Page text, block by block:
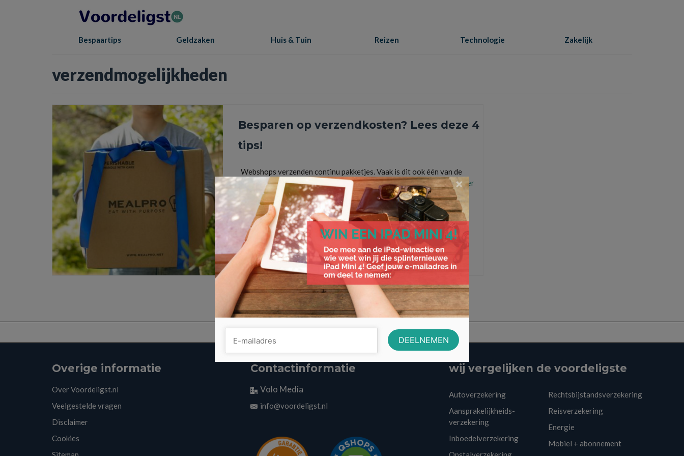
Bespaartips Geldzaken Huis & Tuin Reizen Technologie Zakelijk
verzendmogelijkheden
Besparen op verzendkosten? Lees deze 4
tips!
Webshops verzenden continu pakketjes. Vaak is dit ook één van de
grootste kostenposten. Daarom is het slim om te zoeken …Lees Meer
123inkt.nl ,Besparen op Verzendkosten,Print kleinere etiketten Verpakkingskosten,
Verpakkingskosten verlagen,verzenddozen,verzendmogelijkheden
Overige informatie
Over Voordeligst.nl
Veelgestelde vragen
Disclaimer
Cookies
Contactinformatie
Volo Media
info@voordeligst.nl
wij vergelijken de voordeligste
Autoverzekering
Aansprakelijkheids-
verzekering
Inboedelverzekering
Rechtsbijstandsverzekering
Reisverzekering
Energie
Mobiel + abonnement
×